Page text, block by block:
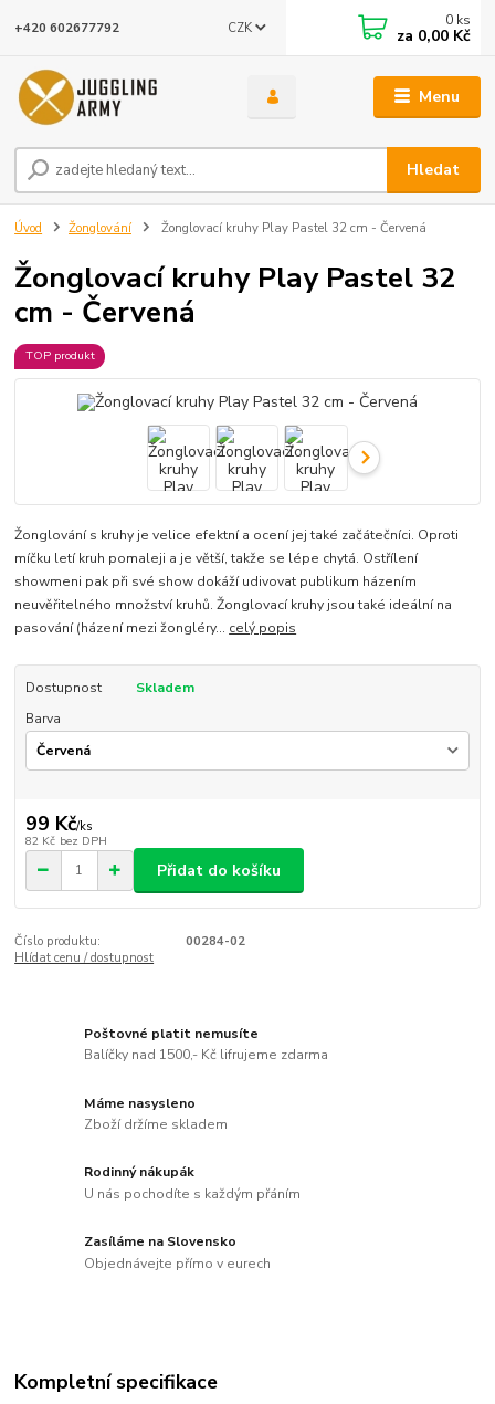
Menu
CZK
Hledat
+420 602677792 0 ks
za 0,00 Kč
Úvod Žonglování Žonglovací kruhy Play Pastel 32 cm - Červená
Žonglovací kruhy Play Pastel 32
cm - Červená
TOP produkt
Žonglování s kruhy je velice efektní a ocení jej také začátečníci. Oproti
míčku letí kruh pomaleji a je větší, takže se lépe chytá. Ostřílení
showmeni pak při své show dokáží udivovat publikum házením
neuvěřitelného množství kruhů. Žonglovací kruhy jsou také ideální na
pasování (házení mezi žongléry... celý popis
Dostupnost
Skladem
Barva
99 Kč/ks
82 Kč bez DPH
Přidat do košíku
Číslo produktu:
00284-02
Hlídat cenu / dostupnost
Poštovné platit nemusíte
Balíčky nad 1500,- Kč lifrujeme zdarma
Máme nasysleno
Zboží držíme skladem
Rodinný nákupák
U nás pochodíte s každým přáním
Zasíláme na Slovensko
Objednávejte přímo v eurech
Kompletní specifikace